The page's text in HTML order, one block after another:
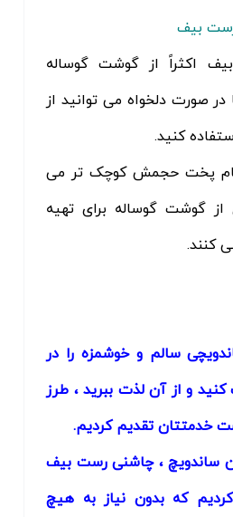
بیف
اکثراً از گوشت گوساله
صورت دلخواه می توانید از
کنید.
پخت حجمش کوچک تر می
گوشت گوساله برای تهیه
کنند.
سالم و خوشمزه را در
و از آن لذت ببرید ، طرز
خدمتتان تقدیم کردیم.
ساندویچ ، چاشنی رست بیف
که بدون نیاز به هیچ